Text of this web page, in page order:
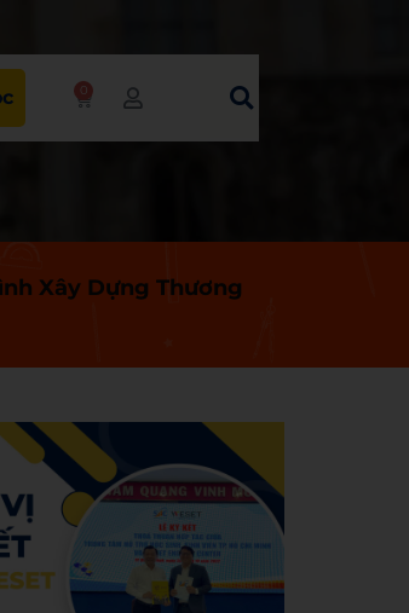
0
Xây Dựng Thương